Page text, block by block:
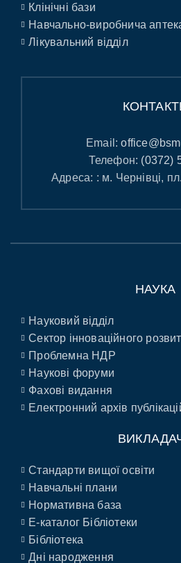
Клінічні бази
Навчально-виробнича
Лікувальний відділ
Email:
Телефон: (0372)
Адреса: : м. Чернівці,
НАУКА
Науковий відділ
Сектор інноваційного
Проблемна НДР
Наукові форуми
Фахові видання
Електронний архів
Стандарти вищої освіти
Навчальні плани
Нормативна база
E-каталог Бібліотеки
Бібліотека
Дні народження